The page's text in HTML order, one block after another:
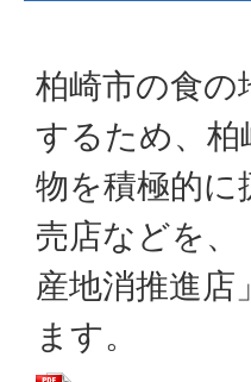
柏崎市の食の
するため、柏
物を積極的に
売店などを、
産地消推進店
ます。